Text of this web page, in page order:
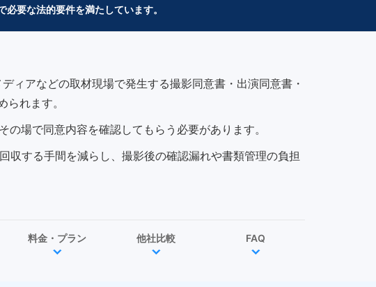
要な法的要件を満たしています。
ィアなどの取材現場で発生する撮影同意書・出演同意書・
れます。
場で同意内容を確認してもらう必要があります。
収する手間を減らし、撮影後の確認漏れや書類管理の負担
料金・プラン 他社比較 FAQ